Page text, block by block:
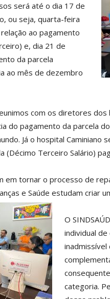
será até o dia 17 de
ou seja, quarta-feira
ao pagamento
e, dia 21 de
da parcela
ao mês de dezembro
com os diretores dos
do pagamento da parcela
Já o hospital
(Décimo Terceiro Salário)
em tornar o processo de
e Saúde estudam criar
O
individual
categoria.